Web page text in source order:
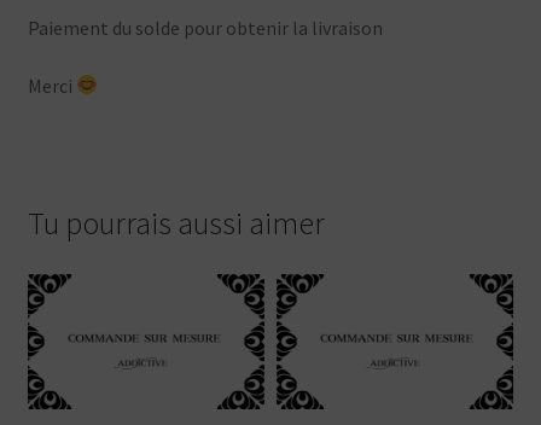
Paiement du solde pour obtenir la livraison
Merci
Tu pourrais aussi aimer